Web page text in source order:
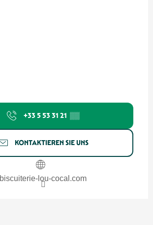
+33 5 53 31 21 ▒▒
KONTAKTIEREN SIE UNS
biscuiterie-lou-cocal.com